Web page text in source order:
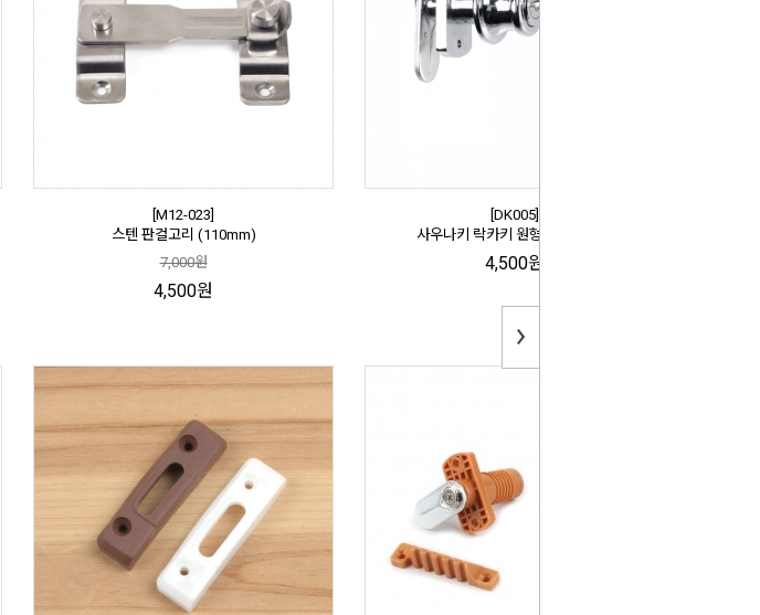
[M12-023]
스텐 판걸고리 (110mm)
7,000원
4,500원
[DK005]
사우나키 락카키 원형 PVC (18T)
4,500원